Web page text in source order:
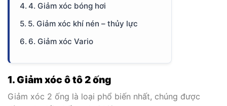
4. Giảm xóc bóng hơi
5. Giảm xóc khí nén – thủy lực
6. Giảm xóc Vario
1. Giảm xóc ô tô 2 ống
Giảm xóc 2 ống là loại phổ biến nhất, chúng được